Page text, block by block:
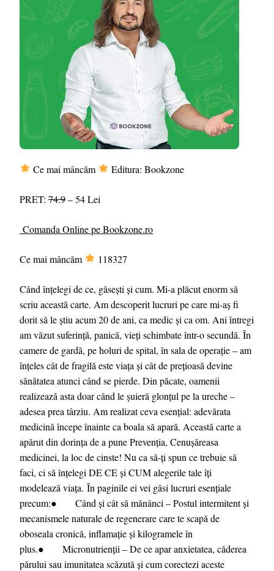
Ce mai mâncăm Editura: Bookzone
PRET: 74.9– 54 Lei
Comanda Online pe Bookzone.ro
Ce mai mâncăm 118327
Când înțelegi de ce, găsești și cum. Mi-a plăcut enorm să
scriu această carte. Am descoperit lucruri pe care mi-aș fi
dorit să le știu acum 20 de ani, ca medic și ca om. Ani întregi
am văzut suferință, panică, vieți schimbate într-o secundă. În
camere de gardă, pe holuri de spital, în sala de operație – am
înțeles cât de fragilă este viața și cât de prețioasă devine
sănătatea atunci când se pierde. Din păcate, oamenii
realizează asta doar când le șuieră glonțul pe la ureche –
adesea prea târziu. Am realizat ceva esențial: adevărata
medicină începe înainte ca boala să apară. Această carte a
apărut din dorința de a pune Prevenția, Cenușăreasa
medicinei, la loc de cinste! Nu ca să-ți spun ce trebuie să
faci, ci să înțelegi DE CE și CUM alegerile tale îți
modelează viața. În paginile ei vei găsi lucruri esențiale
precum:● Când și cât să mănânci – Postul intermitent și
mecanismele naturale de regenerare care te scapă de
oboseala cronică, inflamație și kilogramele în
plus.● Micronutrienții – De ce apar anxietatea, căderea
părului sau imunitatea scăzută și cum corectezi aceste